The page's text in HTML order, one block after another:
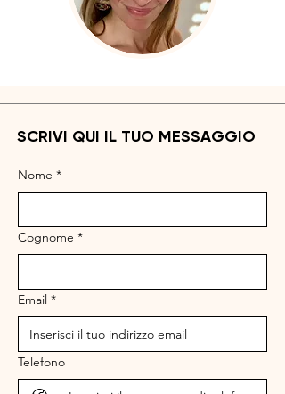
SCRIVI QUI IL TUO MESSAGGIO
Nome *
Cognome *
Email *
Telefono